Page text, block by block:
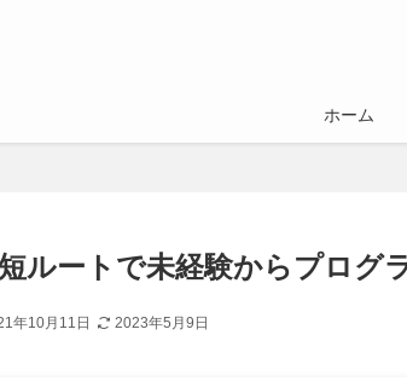
ホーム
ルートで未経験からプログ
年10月11日 2023年5月9日